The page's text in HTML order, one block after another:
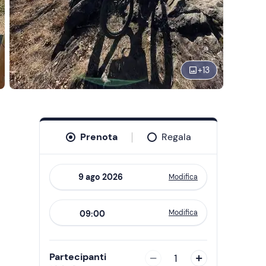
+13
Prenota Regala
forward
to
interact
with
Modifica
09:00 Modifica
Partecipanti 1